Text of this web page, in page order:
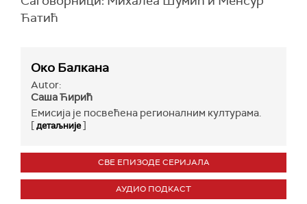
Ћатић
Око Балкана
Autor:
Саша Ћирић
Eмисија је посвећена регионалним културама.
[детаљније]
СВЕ ЕПИЗОДЕ СЕРИЈАЛА
АУДИО ПОДКАСТ